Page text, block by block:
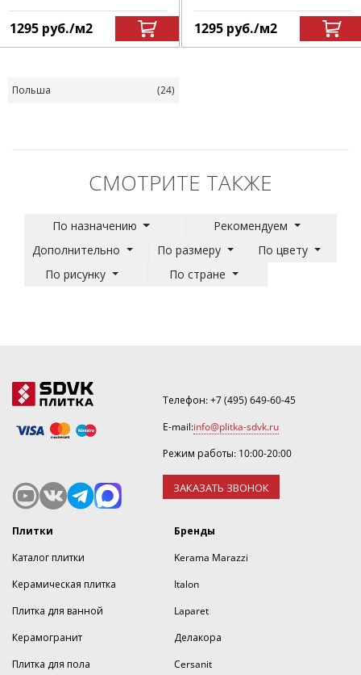
1295 руб./м2 1295 руб./м2
Польша (24)
СМОТРИТЕ ТАКЖЕ
По назначению
Рекомендуем
Дополнительно
По размеру
По цвету
По рисунку
По стране
Телефон:+7 (495) 649-60-45
E-mail:info@plitka-sdvk.ru
Режим работы: 10:00-20:00
ЗАКАЗАТЬ ЗВОНОК
Плитки
Каталог плитки
Керамическая плитка
Плитка для ванной
Керамогранит
Плитка для пола
Бренды
Kerama Marazzi
Italon
Laparet
Делакора
Cersanit